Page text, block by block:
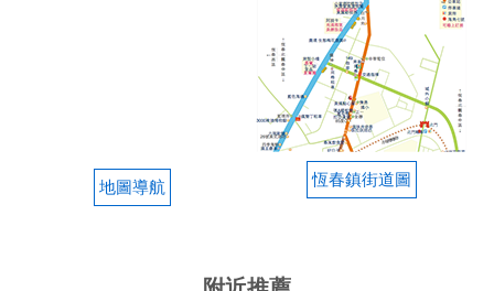
地圖導航 恆春鎮街道圖